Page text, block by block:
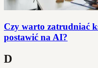
Czy warto zatrudniać
postawić na AI?
D